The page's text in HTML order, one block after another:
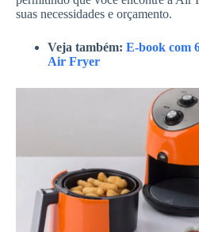
suas necessidades e orçamento.
Veja também: E-book com
Air Fryer